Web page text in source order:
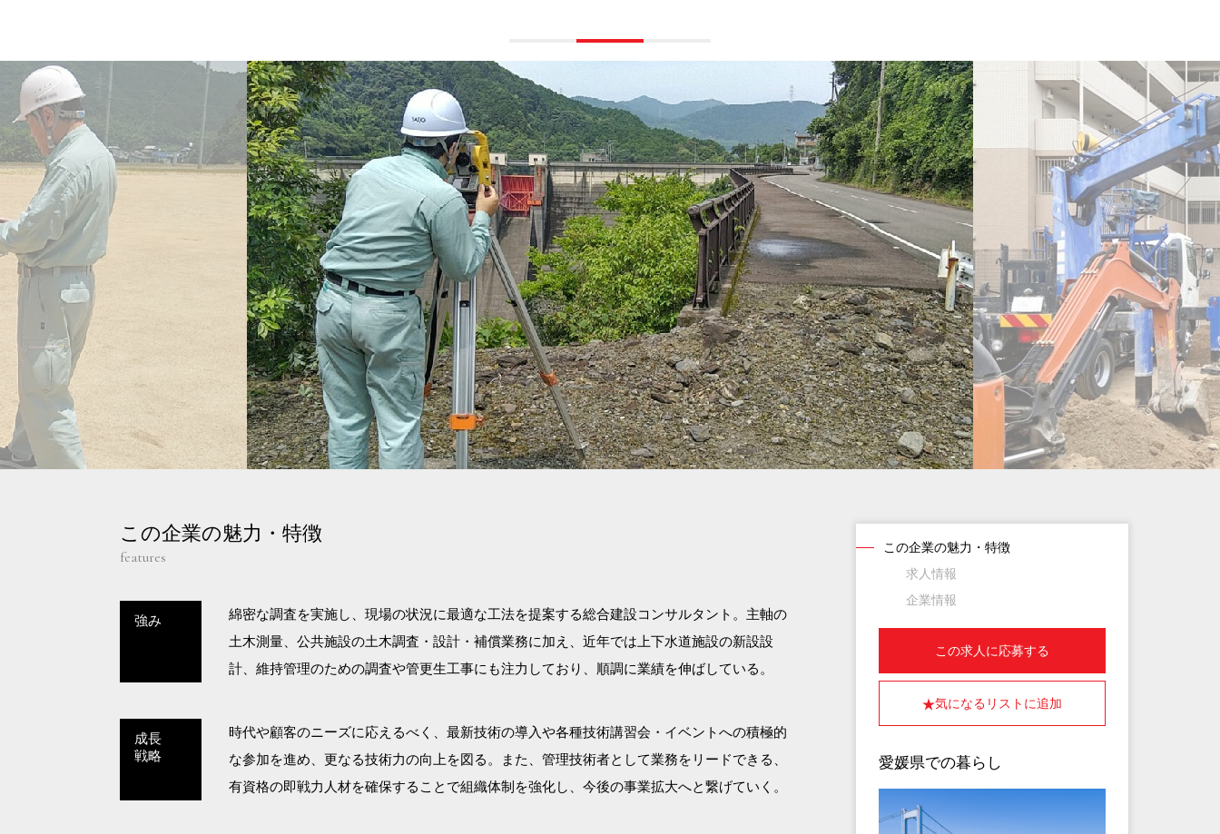
この企業の魅力・特徴
features
強み
綿密な調査を実施し、現場の状況に最適な工法を提案する総合建設コンサルタント。主軸の
土木測量、公共施設の土木調査・設計・補償業務に加え、近年では上下水道施設の新設設
計、維持管理のための調査や管更生工事にも注力しており、順調に業績を伸ばしている。
成長
戦略
時代や顧客のニーズに応えるべく、最新技術の導入や各種技術講習会・イベントへの積極的
な参加を進め、更なる技術力の向上を図る。また、管理技術者として業務をリードできる、
有資格の即戦力人材を確保することで組織体制を強化し、今後の事業拡大へと繋げていく。
この企業の魅力・特徴
求人情報
企業情報
この求人に応募する
気になるリストに追加
愛媛県での暮らし